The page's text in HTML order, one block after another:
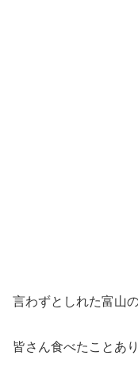
言わずとしれた富山
皆さん食べたことあ